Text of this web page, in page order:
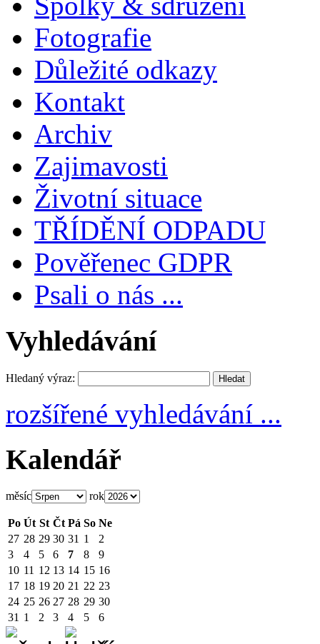
Fotografie
Důležité odkazy
Kontakt
Archiv
Zajimavosti
Životní situace
TŘÍDĚNÍ ODPADU
Pověřenec GDPR
Psali o nás ...
Vyhledávání
Hledaný výraz:
rozšířené vyhledávání ...
Kalendář
měsíc rok
Po Út St Čt Pá So Ne
27 28 29 30 31 1
2
3
4 5 6 7 8
9
10 11 12 13 14 15 16
17 18 19 20 21 22 23
24 25 26 27 28 29 30
31 1 2 3 4 5 6